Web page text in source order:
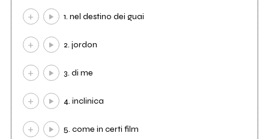
1. nel destino dei guai
2. jordon
3. di me
4. inclinica
5. come in certi film